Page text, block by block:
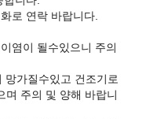
로 연락 바랍니다.
염이 될수있으니 주의
가질수있고 건조기로
며 주의 및 양해 바랍니